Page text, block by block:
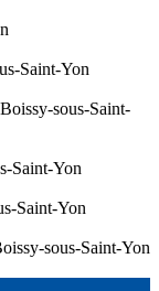
Saint-Yon
sous-Saint-
Saint-Yon
Saint-Yon
sous-Saint-Yon